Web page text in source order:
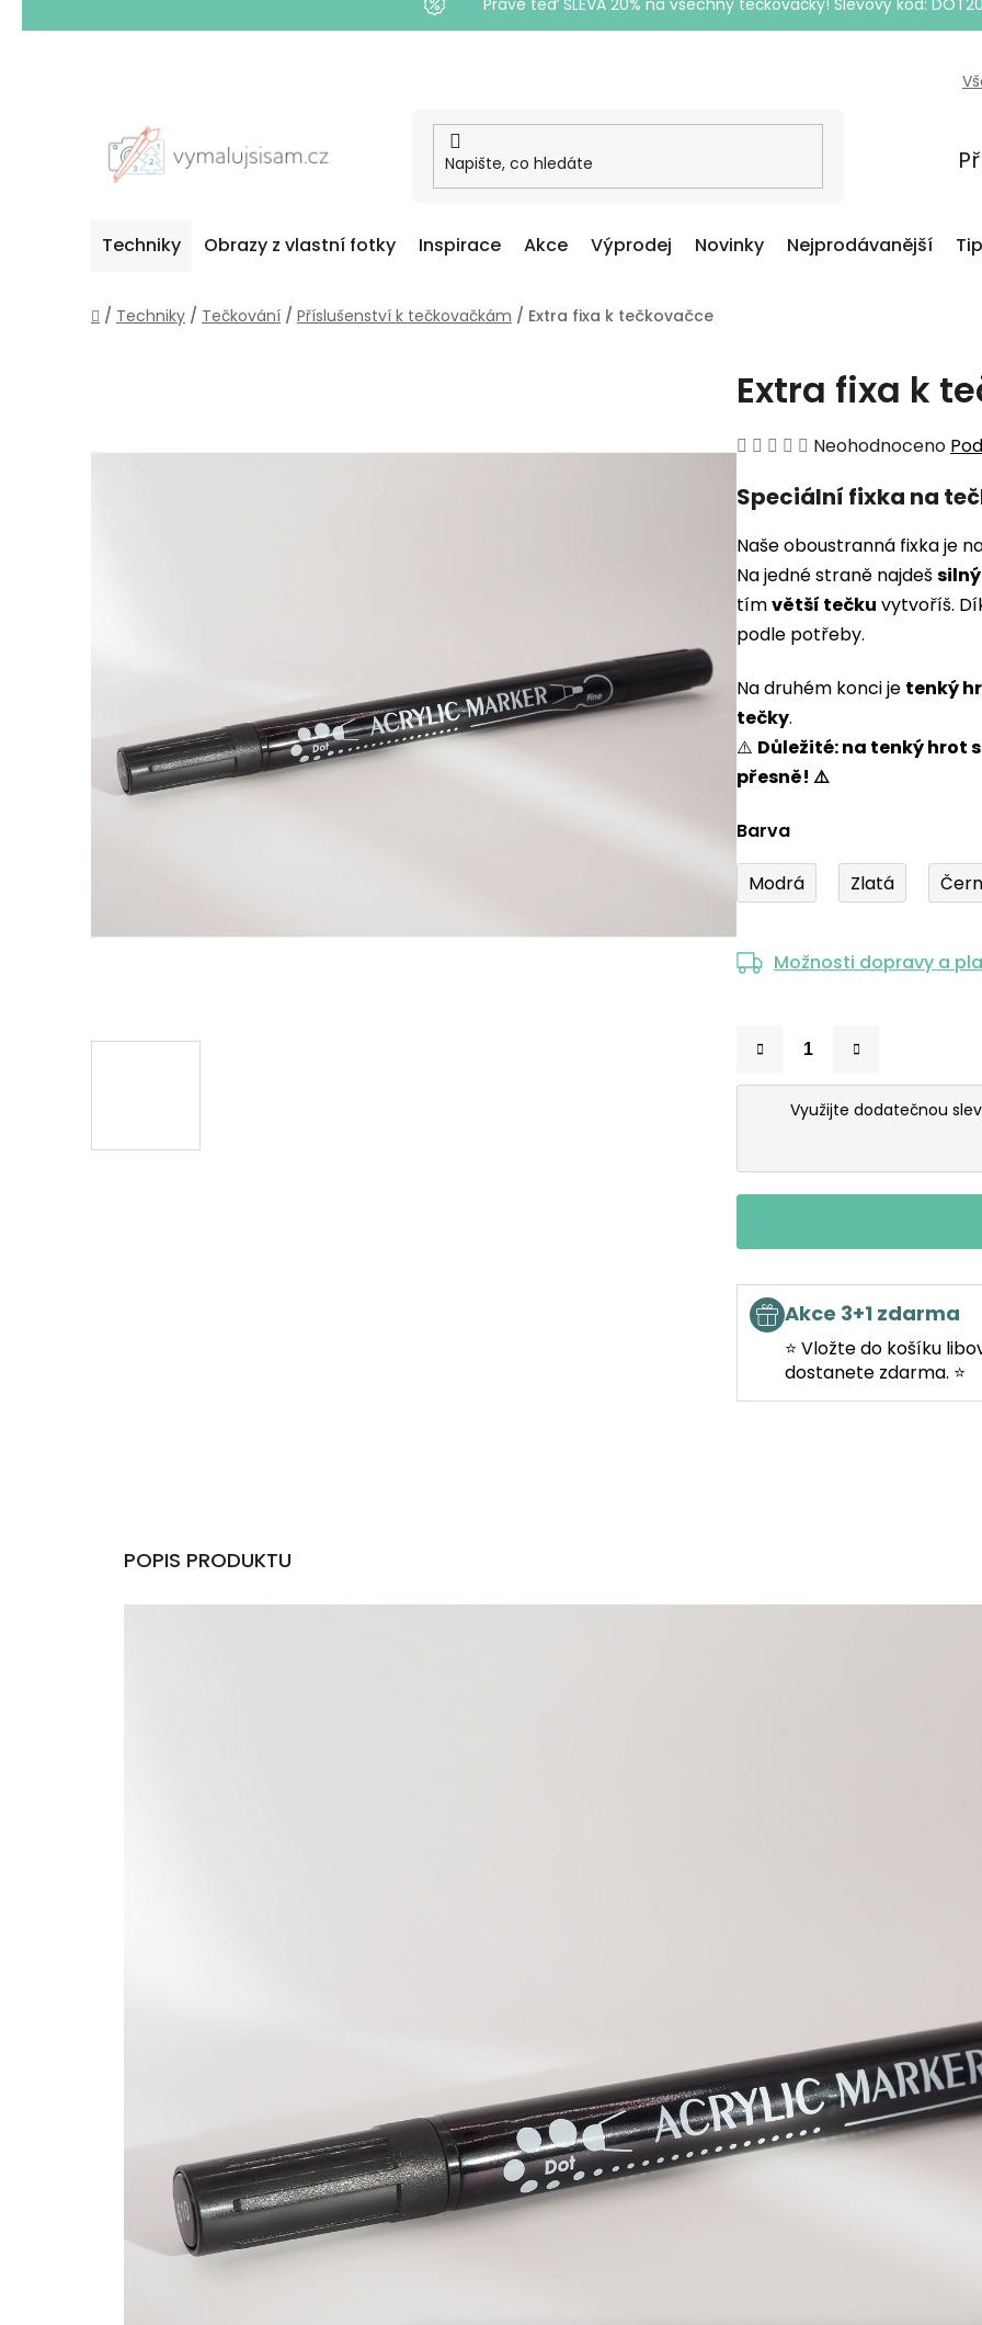
Právě teď SLEVA 20% na všechny tečkovačky! Slevový kód:
Techniky Obrazy z vlastní fotky Inspirace Akce Výprodej Novinky Nejprodávanější
Domů
/ Techniky / Tečkování / Příslušenství k tečkovačkám / Extra fixa k tečkovačce
Extra fixa k
Průměrné
produktu
0,0
z
5
hvězdiček.
Neohodnoceno
Speciální fixka na
Naše oboustranná fixka je
Na jedné straně najdeš
tímvětší tečku vytvoříš.
podle potřeby.
Na druhém konci je tenký
tečky.
⚠️ Důležité: na tenký hrot
přesně! ⚠️
Barva
Modrá Zlatá
Možnosti dopravy a
Využijte dodatečnou
Akce 3+1 zdarma
⭐ Vložte do košíku
dostanete zdarma. ⭐
POPIS PRODUKTU